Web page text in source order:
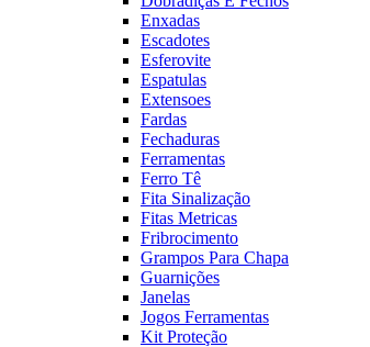
Enxadas
Escadotes
Esferovite
Espatulas
Extensoes
Fardas
Fechaduras
Ferramentas
Ferro Tê
Fita Sinalização
Fitas Metricas
Fribrocimento
Grampos Para Chapa
Guarnições
Janelas
Jogos Ferramentas
Kit Proteção